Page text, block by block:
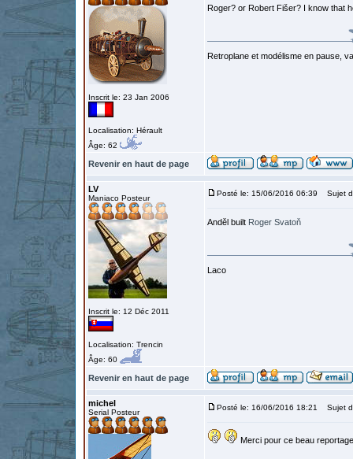
Inscrit le: 23 Jan 2006
Localisation: Hérault
Âge: 62
Roger? or Robert Fišer? I know that
Retroplane et modélisme en pause,
Revenir en haut de page
LV
Maniaco Posteur
Inscrit le: 12 Déc 2011
Localisation: Trencin
Âge: 60
Posté le: 15/06/2016 06:39 Sujet
Anděl built Roger Svatoň
Laco
Revenir en haut de page
michel
Serial Posteur
Posté le: 16/06/2016 18:21 Sujet
Merci pour ce beau